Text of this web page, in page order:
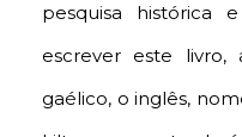
pesquisa histórica
escrever este
gaélico, o inglês,